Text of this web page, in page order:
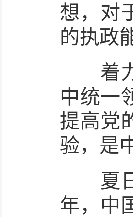
想，对
的执政
着力
中统一
提高党
验，是
夏日
年，中